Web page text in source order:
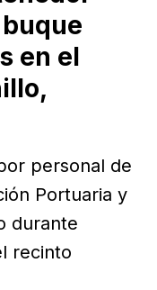
en el
personal de
Portuaria y
durante
recinto